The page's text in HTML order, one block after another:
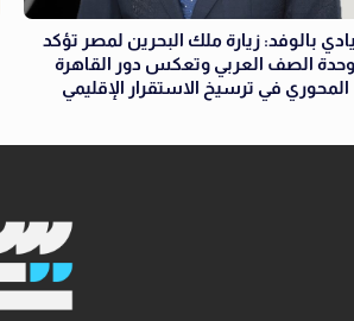
بالوفد: زيارة ملك البحرين لمصر تؤكد
وحدة الصف العربي وتعكس دور القاهرة
المحوري في ترسيخ الاستقرار الإقليمي